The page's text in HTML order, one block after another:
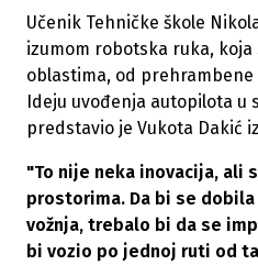
Učenik Tehničke škole
izumom robotska ruka,
oblastima, od
Ideju uvođenja autopilota u
predstavio je Vukota Dakić
"To nije neka inovacija, ali
prostorima. Da bi se
vožnja, trebalo bi da se
bi vozio po jednoj ruti od